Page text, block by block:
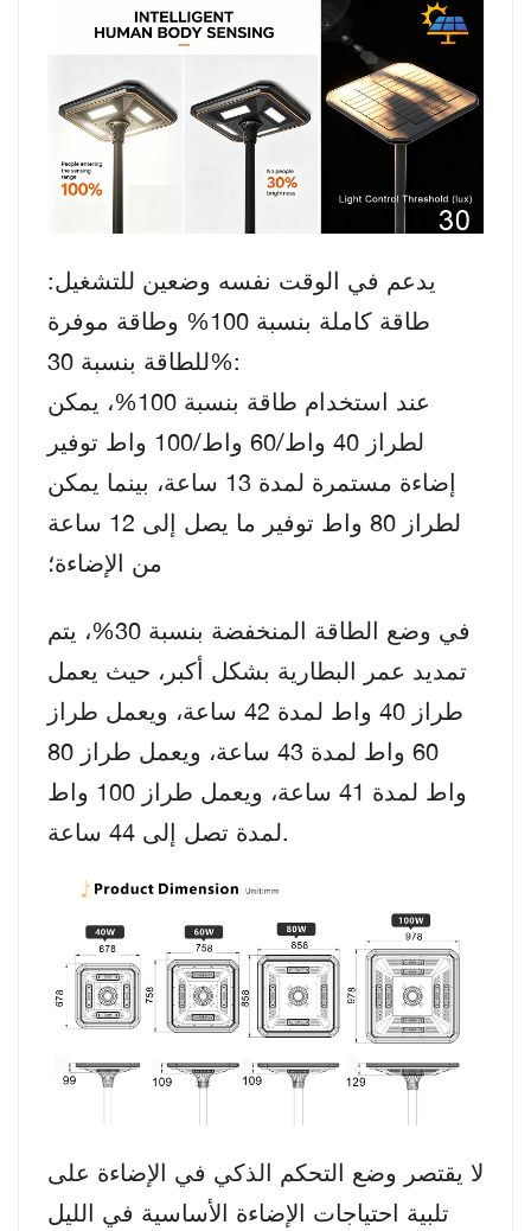
يدعم في الوقت نفسه وضعين للتشغيل:
طاقة كاملة بنسبة 100% وطاقة موفرة
للطاقة بنسبة 30%:
عند استخدام طاقة بنسبة 100%، يمكن
لطراز 40 واط/60 واط/100 واط توفير
إضاءة مستمرة لمدة 13 ساعة، بينما يمكن
لطراز 80 واط توفير ما يصل إلى 12 ساعة
من الإضاءة؛
في وضع الطاقة المنخفضة بنسبة 30%، يتم
تمديد عمر البطارية بشكل أكبر، حيث يعمل
طراز 40 واط لمدة 42 ساعة، ويعمل طراز
60 واط لمدة 43 ساعة، ويعمل طراز 80
واط لمدة 41 ساعة، ويعمل طراز 100 واط
لمدة تصل إلى 44 ساعة.
لا يقتصر وضع التحكم الذكي في الإضاءة على
تلبية احتياجات الإضاءة الأساسية في الليل